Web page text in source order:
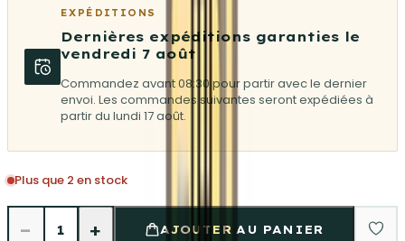
EXPÉDITIONS
Dernières expéditions garanties le
vendredi 7 août
Commandez avant 08:30 pour partir avec le dernier
envoi. Les commandes suivantes seront expédiées à
partir du lundi 17 août.
Plus que 2 en stock
− 1 + AJOUTER AU PANIER